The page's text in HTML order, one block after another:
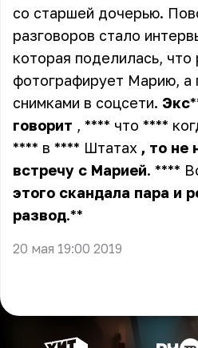
со старшей дочерью.
разговоров стало
которая поделилась,
фотографирует Марию, а
снимками в соцсети. Экс
говорит , **** что ****
**** в **** Штатах , то не
встречу с Марией. ****
этого скандала пара и
развод.**
20 мая 19:00 2019